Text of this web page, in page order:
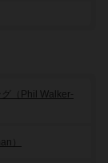
（Phil Walker-
）